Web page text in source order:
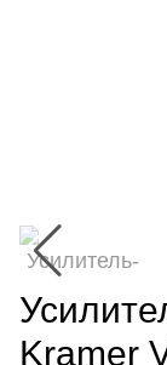
Kramer